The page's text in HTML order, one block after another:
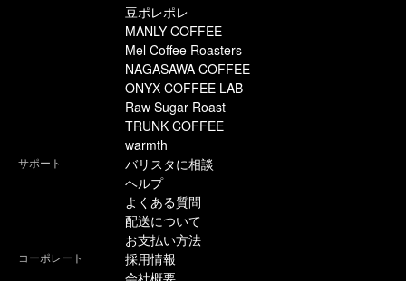
豆ポレポレ
MANLY COFFEE
Mel Coffee Roasters
NAGASAWA COFFEE
ONYX COFFEE LAB
Raw Sugar Roast
TRUNK COFFEE
warmth
サポート
バリスタに相談
ヘルプ
よくある質問
配送について
お支払い方法
コーポレート
採用情報